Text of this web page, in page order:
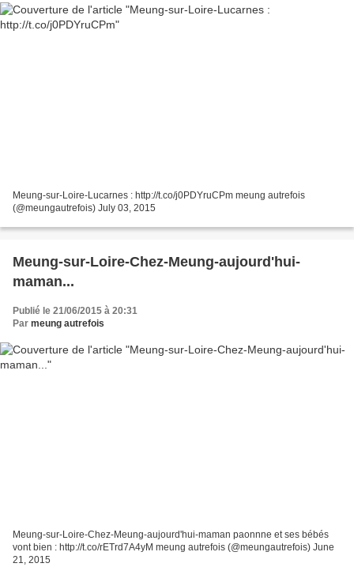
Meung-sur-Loire-Lucarnes : http://t.co/j0PDYruCPm meung autrefois
(@meungautrefois) July 03, 2015
Meung-sur-Loire-Chez-Meung-aujourd'hui-
maman...
Publié le 21/06/2015 à 20:31
Par meung autrefois
Meung-sur-Loire-Chez-Meung-aujourd'hui-maman paonnne et ses bébés
vont bien : http://t.co/rETrd7A4yM meung autrefois (@meungautrefois) June
21, 2015